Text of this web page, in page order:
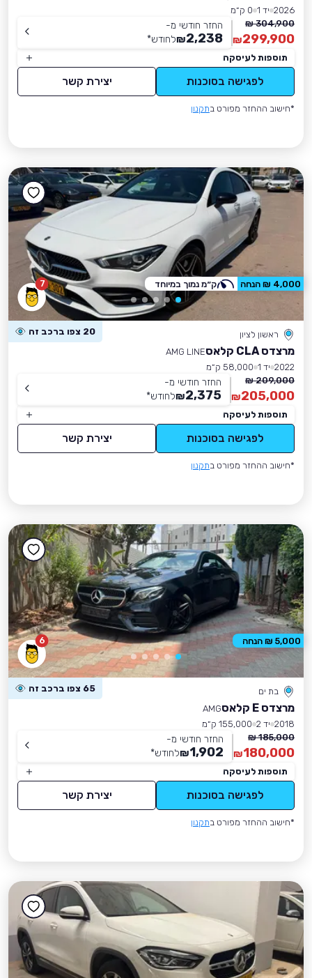
2026 יד 1
0 ק״מ
304,900 ₪
299,900
₪
החזר חודשי מ-
2,238
₪לחודש*
תוספות לעיסקה
לפגישה בסוכנות יצירת קשר
*חישוב ההחזר מפורט בתקנון
7
ראשון לציון 20 צפו ברכב זה
מרצדס CLA קלאס
AMG LINE
2022 יד 1
58,000 ק״מ
209,000 ₪
205,000
₪
החזר חודשי מ-
2,375
₪לחודש*
תוספות לעיסקה
לפגישה בסוכנות יצירת קשר
*חישוב ההחזר מפורט בתקנון
4,000 ₪ הנחה ק״מ נמוך במיוחד
6
בת ים 65 צפו ברכב זה
מרצדס E קלאס
AMG
2018 יד 2
155,000 ק״מ
185,000 ₪
180,000
₪
החזר חודשי מ-
1,902
₪לחודש*
תוספות לעיסקה
לפגישה בסוכנות יצירת קשר
*חישוב ההחזר מפורט בתקנון
5,000 ₪ הנחה